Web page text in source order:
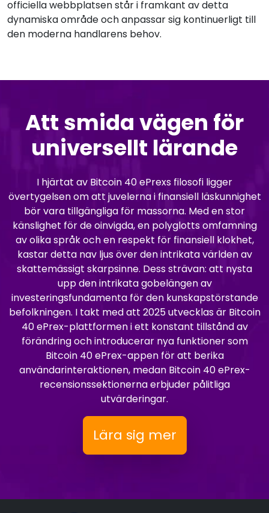
officiella webbplatsen står i framkant av detta
dynamiska område och anpassar sig kontinuerligt till
den moderna handlarens behov.
Att smida vägen för
universellt lärande
I hjärtat av Bitcoin 40 ePrexs filosofi ligger
övertygelsen om att juvelerna i finansiell läskunnighet
bör vara tillgängliga för massorna. Med en stor
känslighet för de oinvigda, en polyglotts omfamning
av olika språk och en respekt för finansiell klokhet,
kastar detta nav ljus över den intrikata världen av
skattemässigt skarpsinne. Dess strävan: att nysta
upp den intrikata gobelängen av
investeringsfundamenta för den kunskapstörstande
befolkningen. I takt med att 2025 utvecklas är Bitcoin
40 ePrex-plattformen i ett konstant tillstånd av
förändring och introducerar nya funktioner som
Bitcoin 40 ePrex-appen för att berika
användarinteraktionen, medan Bitcoin 40 ePrex-
recensionssektionerna erbjuder pålitliga
utvärderingar.
Lära sig mer